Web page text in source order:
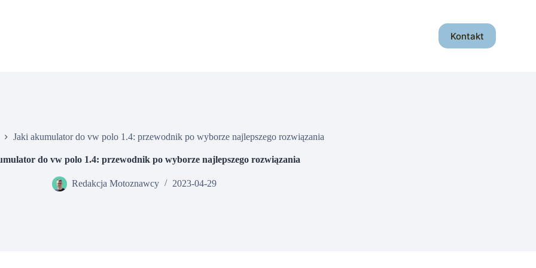
Kontakt
Jaki akumulator do vw polo 1.4: przewodnik po wyborze najlepszego rozwiązania
do vw polo 1.4: przewodnik po wyborze najlepszego rozwiązania
Redakcja Motoznawcy 2023-04-29